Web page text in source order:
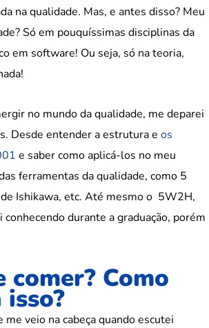
na qualidade. Mas, e antes disso? Meu
Só em pouquíssimas disciplinas da
em software! Ou seja, só na teoria,
no mundo da qualidade, me deparei
Desde entender a estrutura e os
e saber como aplicá-los no meu
ferramentas da qualidade, como 5
Ishikawa, etc. Até mesmo o 5W2H,
conhecendo durante a graduação, porém
comer? Como
veio na cabeça quando escutei